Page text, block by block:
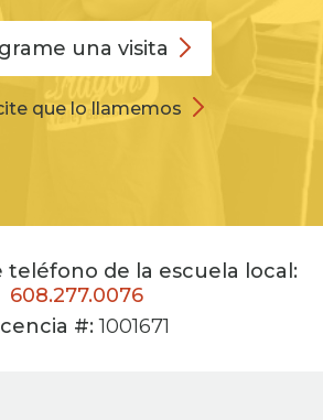
una visita
que lo llamemos
teléfono de la escuela local:
608.277.0076
#:1001671